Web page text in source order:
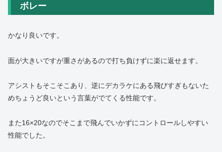
ボレー
かなり良いです。
面が大きいですが重さがあるので打ち負けずに楽に返せます。
アシストもそこそこあり、逆にデカラケにある飛びすぎもないた
めちょうど良いという言葉がでてくる性能です。
また16×20なのでそこまで飛んでいかずにコントロールしやすい
性能でした。